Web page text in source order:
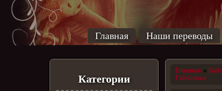
Главная Наши переводы
Категории
Главная »
Гэйблмен